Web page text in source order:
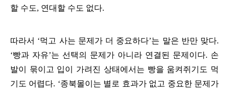
할 수도, 연대할 수도 없다.
따라서 ‘먹고 사는 문제가 더 중요하다’는 말은 반만 맞다.
‘빵과 자유’는 선택의 문제가 아니라 연결된 문제이다. 손
발이 묶이고 입이 가려진 상태에서는 빵을 움켜쥐기도 먹
기도 어렵다. ‘종북몰이는 별로 효과가 없고 중요한 문제가